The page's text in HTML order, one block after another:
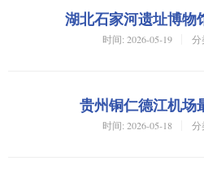
湖北石家河遗址博物
时间: 2026-05-19 分
贵州铜仁德江机场
时间: 2026-05-18 分